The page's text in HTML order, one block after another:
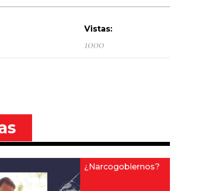
Vistas:
1000
¿Narcogobiernos?